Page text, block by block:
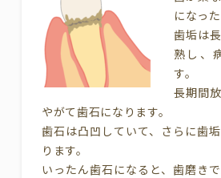
になっ
歯垢は
熟し、
す。
長期間
やがて歯石になります。
歯石は凸凹していて、さらに歯
ります。
いったん歯石になると、歯磨き